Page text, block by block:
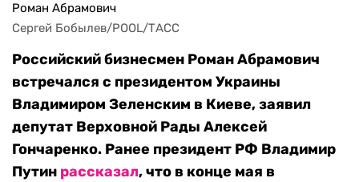
Роман Абрамович
Сергей Бобылев/POOL/ТАСС
Российский бизнесмен Роман Абрамович
встречался с президентом Украины
Владимиром Зеленским в Киеве, заявил
депутат Верховной Рады Алексей
Гончаренко. Ранее президент РФ Владимир
Путин рассказал, что в конце мая в